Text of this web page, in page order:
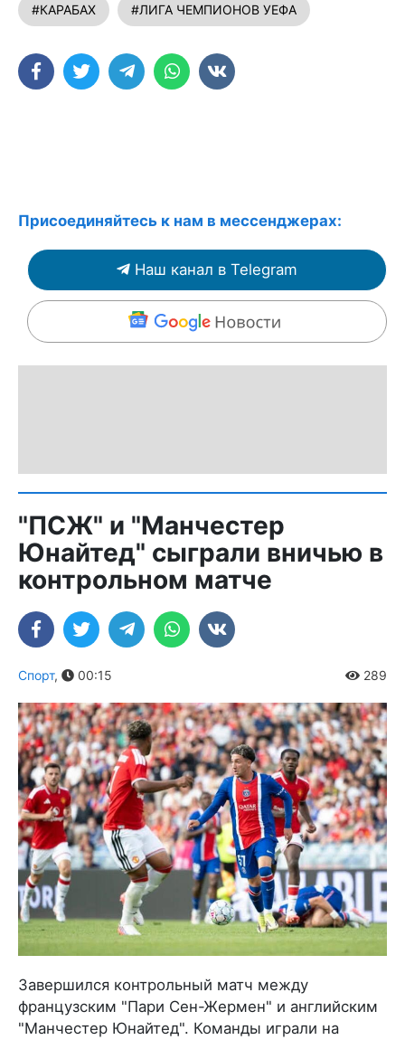
#КАРАБАХ #ЛИГА ЧЕМПИОНОВ УЕФА
Присоединяйтесь к нам в мессенджерах:
Наш канал в Telegram
"ПСЖ" и "Манчестер
Юнайтед" сыграли вничью в
контрольном матче
Спорт, 00:15 289
Завершился контрольный матч между
французским "Пари Сен-Жермен" и английским
"Манчестер Юнайтед". Команды играли на